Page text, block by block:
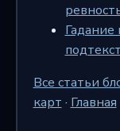
Гадание
Все статьи
карт · Главная